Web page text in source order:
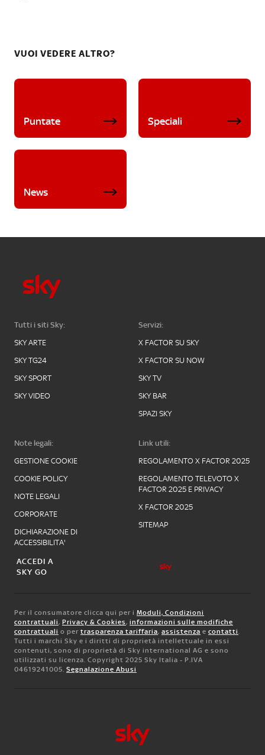
VUOI VEDERE ALTRO?
Puntate Speciali
News
Tutti i siti Sky:
SKY ARTE
SKY TG24
SKY SPORT
SKY VIDEO
Servizi:
X FACTOR SU SKY
X FACTOR SU NOW
SKY TV
SKY BAR
SPAZI SKY
Note legali:
GESTIONE COOKIE
COOKIE POLICY
NOTE LEGALI
CORPORATE
DICHIARAZIONE DI
ACCESSIBILITA'
Link utili:
REGOLAMENTO X FACTOR 2025
REGOLAMENTO TELEVOTO X
FACTOR 2025 E PRIVACY
X FACTOR 2025
SITEMAP
ACCEDI A
SKY GO
Per il consumatore clicca qui per i Moduli, Condizioni
contrattuali, Privacy & Cookies, informazioni sulle modifiche
contrattuali o per trasparenza tariffaria, assistenza e contatti.
Tutti i marchi Sky e i diritti di proprietà intellettuale in essi
contenuti, sono di proprietà di Sky international AG e sono
utilizzati su licenza. Copyright 2025 Sky Italia - P.IVA
04619241005. Segnalazione Abusi